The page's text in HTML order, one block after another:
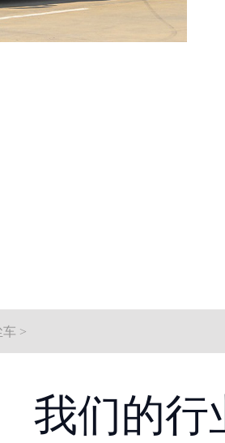
车 >
我们的行